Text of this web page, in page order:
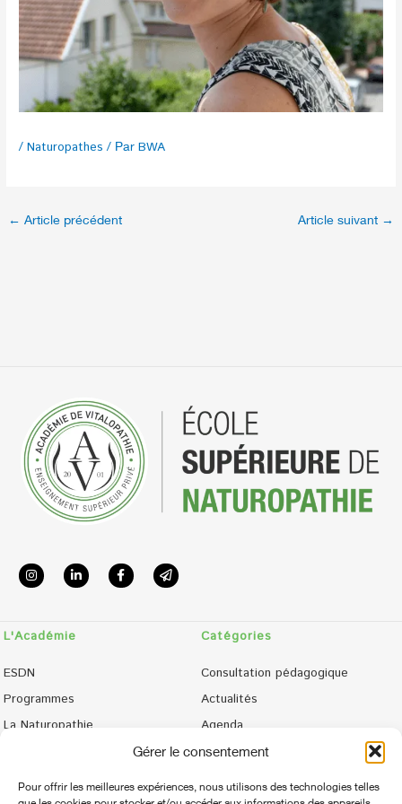
Gérer le consentement
Pour offrir les meilleures expériences, nous utilisons des technologies telles
/Naturopathes / ParBWA
← Article précédent Article suivant →
L'Académie
ESDN
Programmes
La Naturopathie
Catégories
Consultation pédagogique
Actualités
Agenda
Phototèque